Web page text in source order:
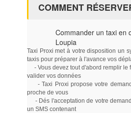
COMMENT
Commander un taxi en
Loupia
Taxi Proxi met à votre disposition un
taxis pour préparer à l'avance vos
- Vous devez tout d'abord remplir le
valider vos données
- Taxi Proxi propose votre
proche de vous
- Dés l'acceptation de votre
un SMS contenant